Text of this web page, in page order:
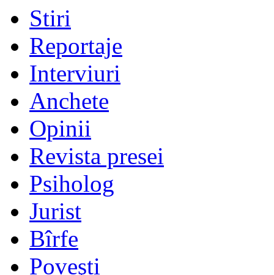
Stiri
Reportaje
Interviuri
Anchete
Opinii
Revista presei
Psiholog
Jurist
Bîrfe
Poveşti